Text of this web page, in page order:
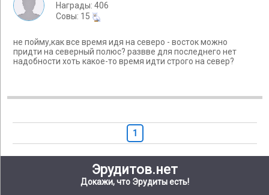
Награды: 406
Cовы: 15
не пойму,как все время идя на северо - восток можно
придти на северный полюс? развве для последнего нет
надобности хоть какое-то время идти строго на север?
1
Эрудитов.нет
Докажи, что Эрудиты есть!